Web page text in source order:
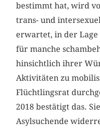
bestimmt hat, wird
trans- und
erwartet, in der Lage
für manche
hinsichtlich ihrer
Aktivitäten zu
Flüchtlingsrat
2018 bestätigt das.
Asylsuchende